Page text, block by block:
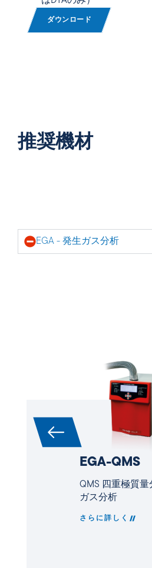
ダウンロード
推奨機材
EGA - 発生ガス分析
EGA-QMS
QMS 四重極質量
ガス分析
さらに詳しく